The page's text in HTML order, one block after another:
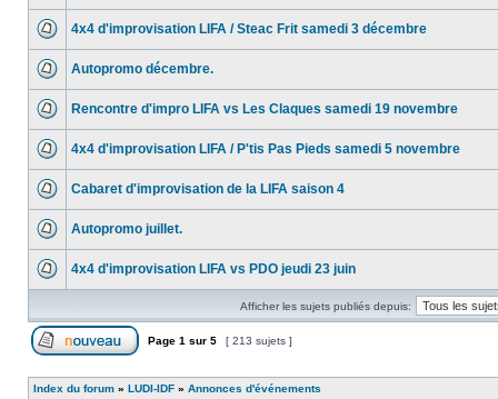
4x4 d'improvisation LIFA / Steac Frit samedi 3 décembre
Autopromo décembre.
Rencontre d'impro LIFA vs Les Claques samedi 19 novembre
4x4 d'improvisation LIFA / P'tis Pas Pieds samedi 5 novembre
Cabaret d'improvisation de la LIFA saison 4
Autopromo juillet.
4x4 d'improvisation LIFA vs PDO jeudi 23 juin
Afficher les sujets publiés depuis:
Page 1 sur 5 [ 213 sujets ]
Index du forum » LUDI-IDF » Annonces d'événements